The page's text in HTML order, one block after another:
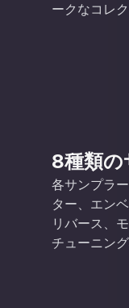
ークなコレ
8種類の
各サンプラ
ター、エン
リバース、
チューニン